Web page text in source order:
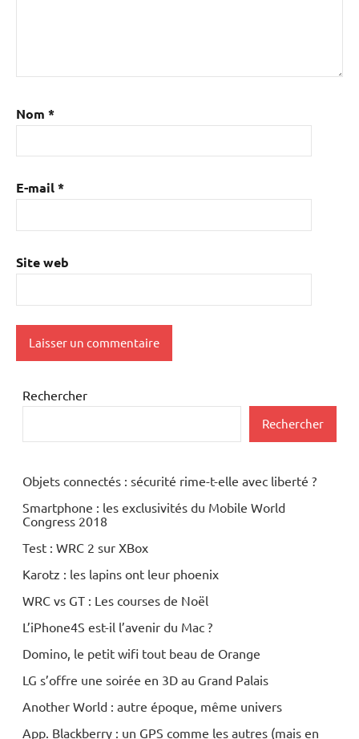
Nom *
E-mail*
Site web
Rechercher
Rechercher
Objets connectés : sécurité rime-t-elle avec liberté ?
Smartphone : les exclusivités du Mobile World
Congress 2018
Test : WRC 2 sur XBox
Karotz : les lapins ont leur phoenix
WRC vs GT : Les courses de Noël
L’iPhone4S est-il l’avenir du Mac ?
Domino, le petit wifi tout beau de Orange
LG s’offre une soirée en 3D au Grand Palais
Another World : autre époque, même univers
App. Blackberry : un GPS comme les autres (mais en